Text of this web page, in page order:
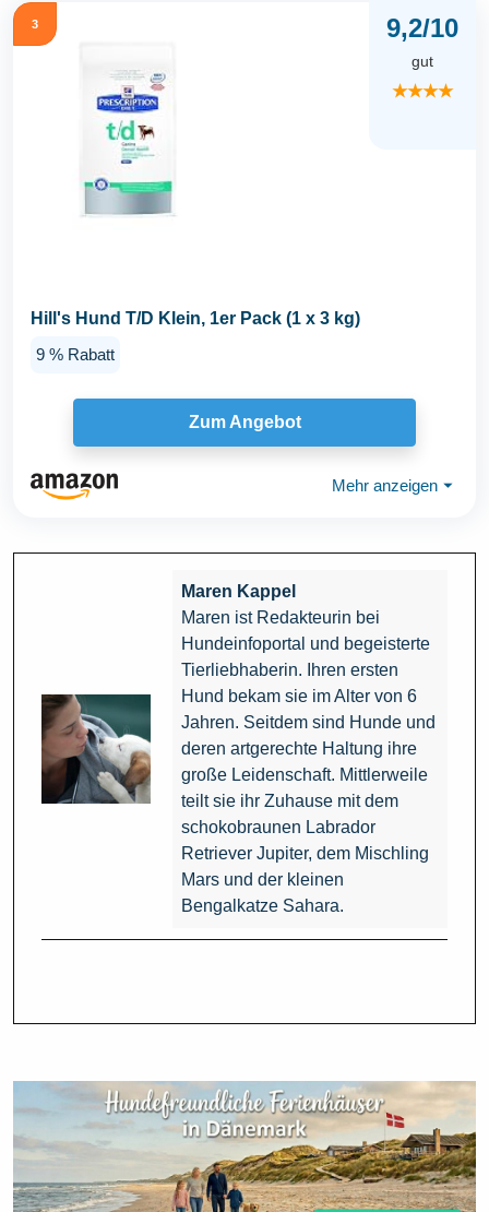
3 9,2/10
gut
★★★★
Hill's Hund T/D Klein, 1er Pack (1 x 3 kg)
9 % Rabatt
Zum Angebot
Mehr anzeigen ⏷
Maren Kappel
Maren ist Redakteurin bei
Hundeinfoportal und begeisterte
Tierliebhaberin. Ihren ersten
Hund bekam sie im Alter von 6
Jahren. Seitdem sind Hunde und
deren artgerechte Haltung ihre
große Leidenschaft. Mittlerweile
teilt sie ihr Zuhause mit dem
schokobraunen Labrador
Retriever Jupiter, dem Mischling
Mars und der kleinen
Bengalkatze Sahara.